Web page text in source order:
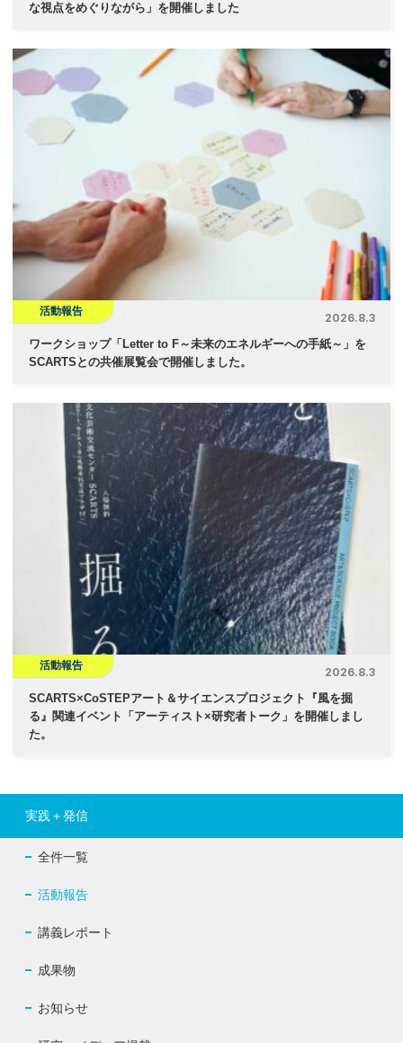
な視点をめぐりながら」を開催しました
活動報告
2026.8.3
ワークショップ「Letter to F～未来のエネルギーへの手紙～」を
SCARTSとの共催展覧会で開催しました。
活動報告
2026.8.3
SCARTS×CoSTEPアート＆サイエンスプロジェクト『風を掘
る』関連イベント「アーティスト×研究者トーク」を開催しまし
た。
実践＋発信
全件一覧
活動報告
講義レポート
成果物
お知らせ